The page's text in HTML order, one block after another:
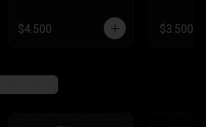
$4.500 $3.500